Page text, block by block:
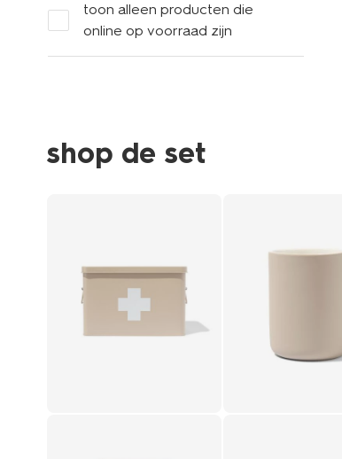
toon alleen producten die
online op voorraad zijn
shop de set